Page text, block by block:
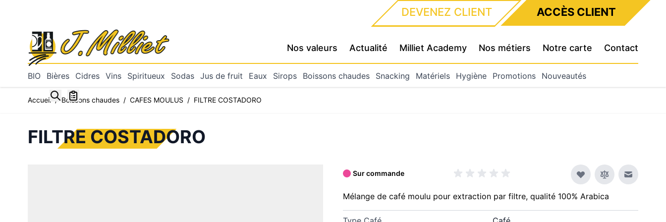
DEVENEZ CLIENT ACCÈS CLIENT
Nos valeurs Actualité Milliet Academy Nos métiers Notre carte Contact
BIO Bières Cidres Vins Spiritueux Sodas Jus de fruit Eaux Sirops Boissons chaudes Snacking Matériels Hygiène Promotions
Nouveautés
Toggle minicart, Mon panier est vide
Accueil / Boissons chaudes / CAFES MOULUS / FILTRE COSTADORO
FILTRE COSTADORO
Sur commande
Envoyer
Mélange de café moulu pour extraction par filtre, qualité 100% Arabica